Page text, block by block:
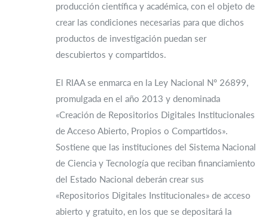
producción científica y académica, con el objeto de
crear las condiciones necesarias para que dichos
productos de investigación puedan ser
descubiertos y compartidos.
El RIAA se enmarca en la Ley Nacional Nº 26899,
promulgada en el año 2013 y denominada
«Creación de Repositorios Digitales Institucionales
de Acceso Abierto, Propios o Compartidos».
Sostiene que las instituciones del Sistema Nacional
de Ciencia y Tecnología que reciban financiamiento
del Estado Nacional deberán crear sus
«Repositorios Digitales Institucionales» de acceso
abierto y gratuito, en los que se depositará la